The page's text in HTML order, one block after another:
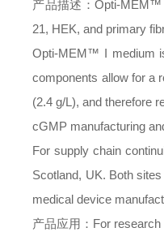
产品描述：Opti-MEM™
21, HEK, and
Opti-MEM™ I medium
components allow for a
(2.4 g/L), and therefore
cGMP manufacturing
For supply chain
Scotland, UK. Both
medical device
产品应用： For research